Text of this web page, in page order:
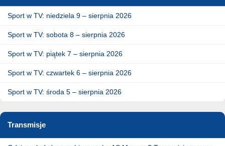
Sport w TV: niedziela 9 – sierpnia 2026
Sport w TV: sobota 8 – sierpnia 2026
Sport w TV: piątek 7 – sierpnia 2026
Sport w TV: czwartek 6 – sierpnia 2026
Sport w TV: środa 5 – sierpnia 2026
Transmisje